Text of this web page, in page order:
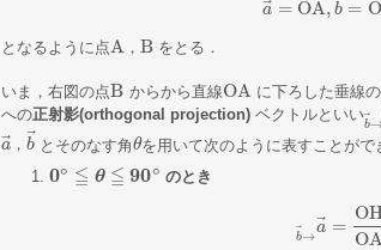
a = OA, b =
a→= OA→ ,b → =
となるように点A ， B
A， B をとる．
いま，右図の点B
B からから直線OA
OA に下ろした垂線
への正射影(orthogonal projection) ベクトルといい
b
b
a ，b⃗
a→ ， b→
とそのなす角θ
θを用いて次のように表すことがで
0∘ ≦ θ ≦ 90∘
0∘ ≦θ ≦90∘ のとき
b⃗→
a =